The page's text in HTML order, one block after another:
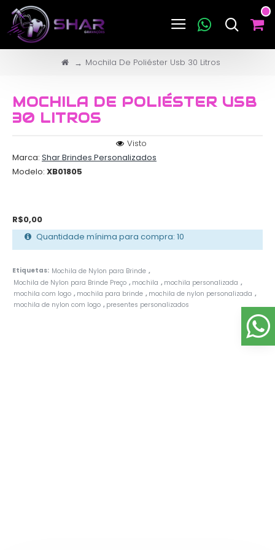
Mochila De Poliéster Usb 30 Litros
MOCHILA DE POLIÉSTER USB
30 LITROS
Marca: Shar Brindes Personalizados
Modelo: XB01805
Visto
R$0,00
Quantidade mínima para compra: 10
Etiquetas: Mochila de Nylon para Brinde ,
Mochila de Nylon para Brinde Preço , mochila , mochila personalizada ,
mochila com logo , mochila para brinde , mochila de nylon personalizada ,
mochila de nylon com logo , presentes personalizados